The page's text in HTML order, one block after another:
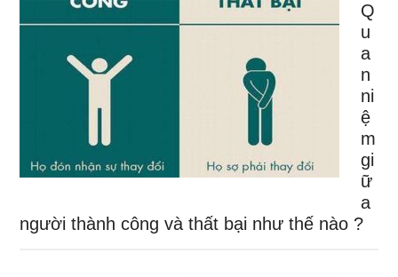
Q
u
a
n
ni
ệ
m
gi
ữ
a
người thành công và thất bại như thế nào ?